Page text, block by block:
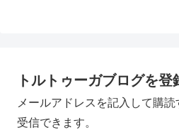
トルトゥーガブログを登
メールアドレスを記入して購
受信できます。